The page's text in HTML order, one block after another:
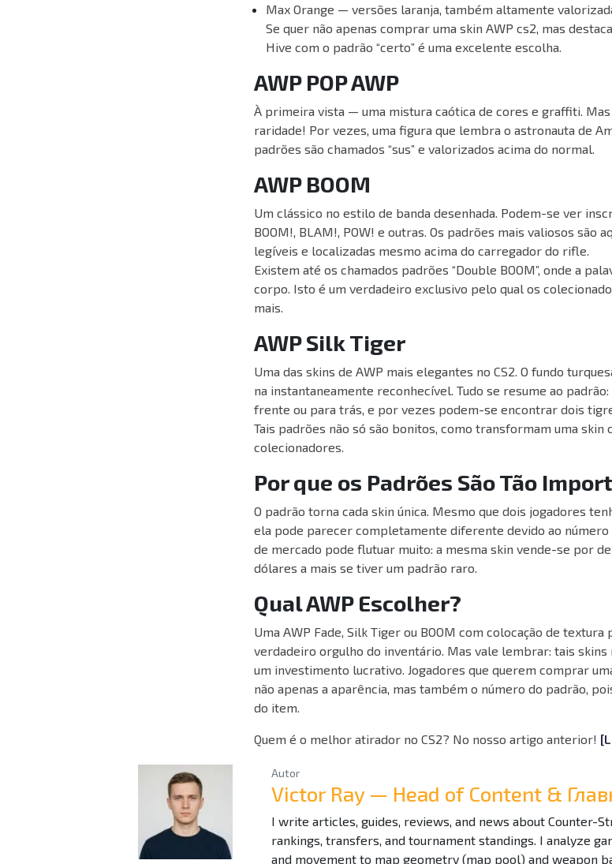
Max Orange — versões laranja, também altamente
Se quer não apenas comprar uma skin AWP cs2, mas
Hive com o padrão “certo” é uma excelente escolha.
AWP POP AWP
À primeira vista — uma mistura caótica de cores e graffiti.
raridade! Por vezes, uma figura que lembra o astronauta de
padrões são chamados “sus” e valorizados acima do normal.
AWP BOOM
Um clássico no estilo de banda desenhada. Podem-se ver
BOOM!, BLAM!, POW! e outras. Os padrões mais valiosos são
legíveis e localizadas mesmo acima do carregador do rifle.
Existem até os chamados padrões “Double BOOM”, onde a
corpo. Isto é um verdadeiro exclusivo pelo qual os
mais.
AWP Silk Tiger
Uma das skins de AWP mais elegantes no CS2. O fundo
na instantaneamente reconhecível. Tudo se resume ao
frente ou para trás, e por vezes podem-se encontrar dois
Tais padrões não só são bonitos, como transformam uma skin
colecionadores.
Por que os Padrões São Tão
O padrão torna cada skin única. Mesmo que dois jogadores
ela pode parecer completamente diferente devido ao número
de mercado pode flutuar muito: a mesma skin vende-se por
dólares a mais se tiver um padrão raro.
Qual AWP Escolher?
Uma AWP Fade, Silk Tiger ou BOOM com colocação de
verdadeiro orgulho do inventário. Mas vale lembrar: tais skins
um investimento lucrativo. Jogadores que querem comprar
não apenas a aparência, mas também o número do padrão,
do item.
Quem é o melhor atirador no CS2? No nosso artigo anterior!
Autor
Victor Ray — Head of Content &
I write articles, guides, reviews, and news about Counter-
rankings, transfers, and tournament standings. I analyze
and movement to map geometry (map pool) and weapon